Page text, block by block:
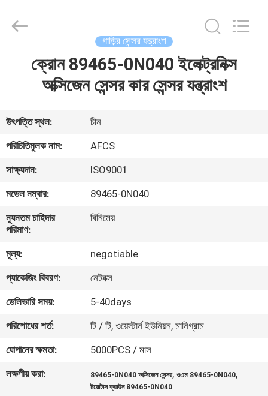
ভিডিও
আমাদের
সম্পর্কে
পরিদর্শন
মান
নিয়ন্ত্রণ
আমাদের
সাথে
PARTS
গাড়ির সেন্সর যন্ত্রাংশ
ক্রোন 89465-0N040 ইলেক্ট্রনিক্স
অক্সিজেন সেন্সর কার সেন্সর যন্ত্রাংশ
উৎপত্তি স্থল:
চীন
পরিচিতিমুলক নাম:
AFCS
সাক্ষ্যদান:
ISO9001
মডেল নম্বার:
89465-0N040
ন্যূনতম চাহিদার
পরিমাণ:
বিনিমেয়
মূল্য:
negotiable
প্যাকেজিং বিবরণ:
নেটবক্স
ডেলিভারি সময়:
5-40days
পরিশোধের শর্ত:
টি / টি, ওয়েস্টার্ন ইউনিয়ন, মানিগ্রাম
যোগানের ক্ষমতা:
5000PCS / মাস
লক্ষণীয় করা:
89465-0N040 অক্সিজেন সেন্সর,ওএম 89465-0N040,
টয়োটাস ক্রাউন 89465-0N040